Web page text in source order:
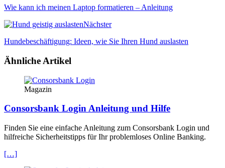
Wie kann ich meinen Laptop formatieren – Anleitung
Nächster
Hundebeschäftigung: Ideen, wie Sie Ihren Hund auslasten
Ähnliche Artikel
Magazin
Consorsbank Login Anleitung und Hilfe
Finden Sie eine einfache Anleitung zum Consorsbank Login und
hilfreiche Sicherheitstipps für Ihr problemloses Online Banking.
[…]